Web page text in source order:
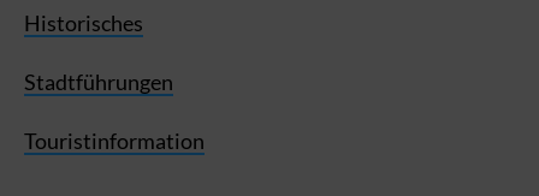
Historisches
Stadtführungen
Touristinformation